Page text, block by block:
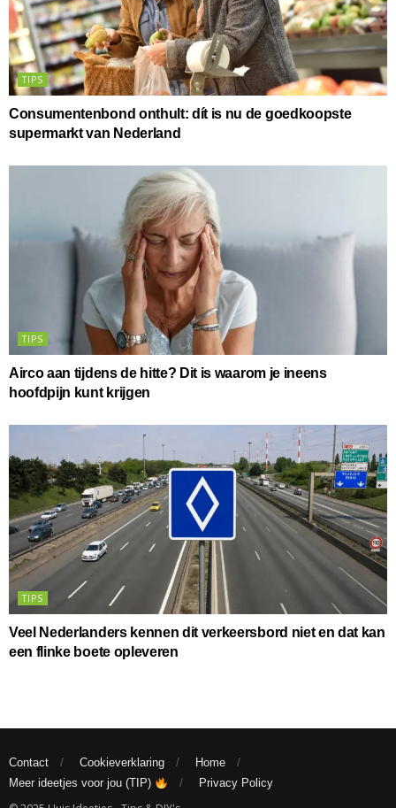
TIPS
Consumentenbond onthult: dít is nu de goedkoopste
supermarkt van Nederland
TIPS
Airco aan tijdens de hitte? Dit is waarom je ineens
hoofdpijn kunt krijgen
TIPS
Veel Nederlanders kennen dit verkeersbord niet en dat kan
een flinke boete opleveren
Contact Cookieverklaring
Home
Meer ideetjes voor jou (TIP)
Privacy Policy